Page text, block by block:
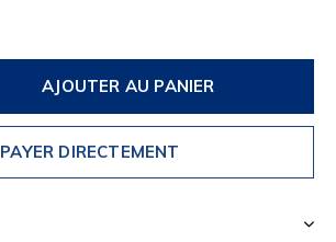
AJOUTER AU PANIER
PAYER DIRECTEMENT